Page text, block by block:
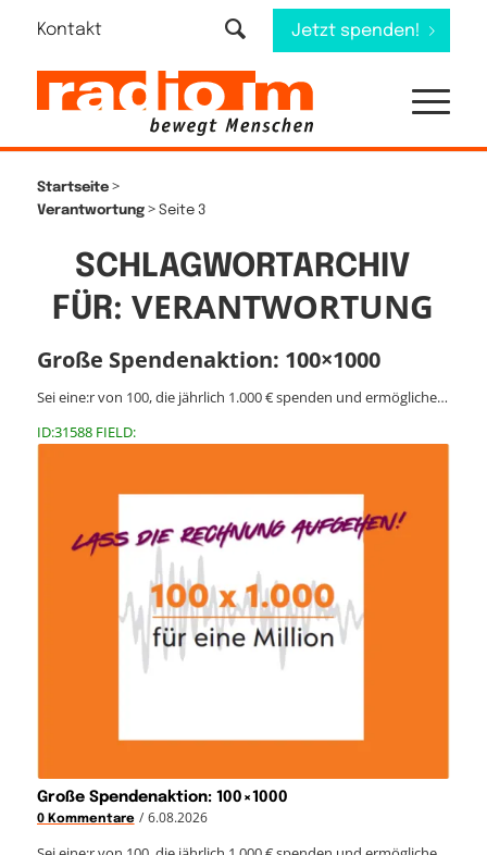
Kontakt Jetzt spenden!
Startseite>
Verantwortung> Seite 3
SCHLAGWORTARCHIV
FÜR:VERANTWORTUNG
Große Spendenaktion: 100×1000
Sei eine:r von 100, die jährlich 1.000 € spenden und ermögliche…
ID:31588 FIELD:
Große Spendenaktion: 100×1000
0 Kommentare / 6.08.2026